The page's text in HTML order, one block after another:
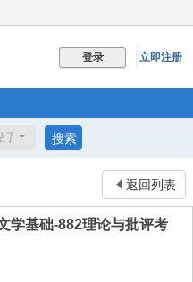
登录 立即注册
子 搜索
返回列表
学基础-882理论与批评考